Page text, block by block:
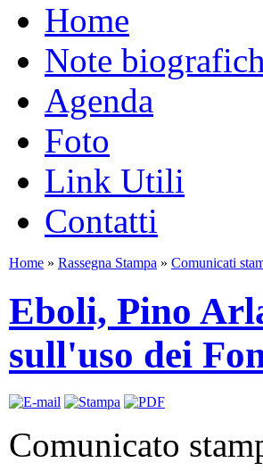
Home
Note
Agenda
Foto
Link Utili
Contatti
Home » Rassegna Stampa » Comunicati
Eboli, Pino
sull'uso dei
Comunicato